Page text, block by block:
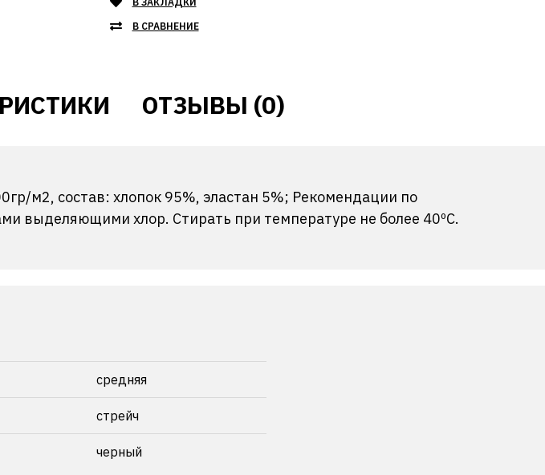
В СРАВНЕНИЕ
ОТЗЫВЫ (0)
м2, состав: хлопок 95%, эластан 5%; Рекомендации по
выделяющими хлор. Стирать при температуре не более 40ºС.
средняя
стрейч
черный